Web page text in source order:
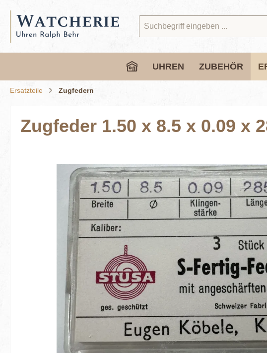
UHREN ZUBEHÖR
Ersatzteile Zugfedern
Zugfeder 1.50 x 8.5 x 0.09 x
Bildergalerie überspringen